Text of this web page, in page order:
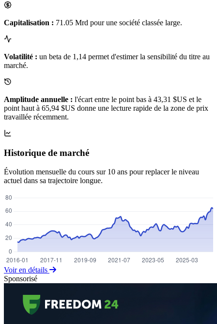
Capitalisation : 71.05 Mrd pour une société classée large.
Volatilité : un beta de 1,14 permet d'estimer la sensibilité du titre au
marché.
Amplitude annuelle : l'écart entre le point bas à 43,31 $US et le
point haut à 65,94 $US donne une lecture rapide de la zone de prix
travaillée récemment.
Historique de marché
Évolution mensuelle du cours sur 10 ans pour replacer le niveau
actuel dans sa trajectoire longue.
Voir en détails
Sponsorisé